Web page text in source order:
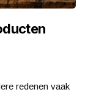
redenen vaak